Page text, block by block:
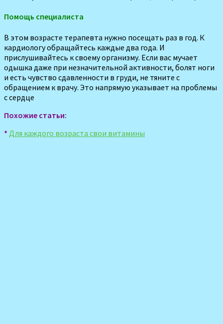
Помощь специалиста
В этом возрасте терапевта нужно посещать раз в год. К
кардиологу обращайтесь каждые два года. И
прислушивайтесь к своему организму. Если вас мучает
одышка даже при незначительной активности, болят ноги
и есть чувство сдавленности в груди, не тяните с
обращением к врачу. Это напрямую указывает на проблемы
с сердце
Похожие статьи:
* Для каждого возраста свои витамины